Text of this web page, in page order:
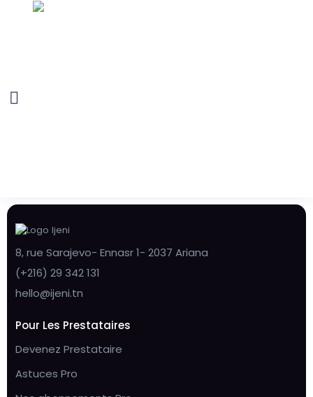
8, rue Sarajevo- Ennasr 1- 2037 Ariana
(+216) 29 342 131
hello@ijeni.tn
Pour Les Prestataires
Devenez Prestataire
Astuces Pro